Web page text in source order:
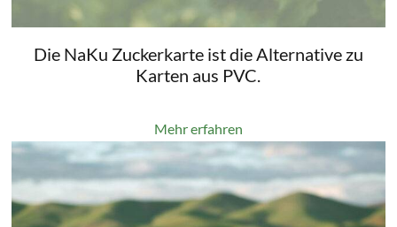
Die NaKu Zuckerkarte ist die Alternative zu
Karten aus PVC.
Mehr erfahren